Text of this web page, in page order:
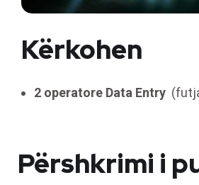
Kërkohen
2 operatore Data Entry
Përshkrimi i